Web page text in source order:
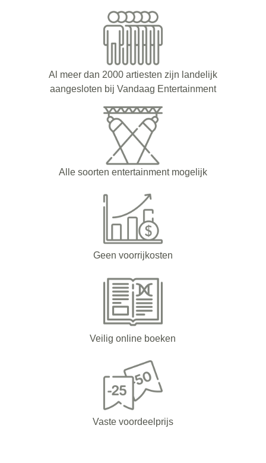
Al meer dan 2000 artiesten zijn landelijk
aangesloten bij Vandaag Entertainment
Alle soorten entertainment mogelijk
Geen voorrijkosten
Veilig online boeken
Vaste voordeelprijs